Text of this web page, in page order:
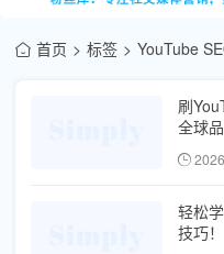
首页 标签 YouTube
刷
全球
轻松
技巧！